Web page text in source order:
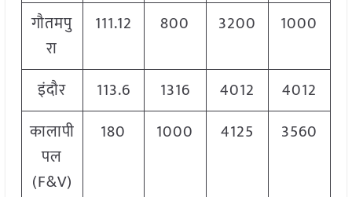
गौतमपु
रा
111.12 800 3200 1000
इंदौर 113.6 1316 4012
4012
कालापी
पल
(F&V)
180 1000 4125 3560